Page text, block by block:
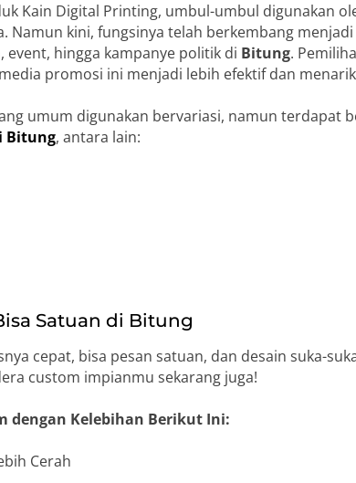
Kain Digital Printing, umbul-umbul digunakan
Namun kini, fungsinya telah berkembang
hingga kampanye politik di Bitung.
promosi ini menjadi lebih efektif dan
umum digunakan bervariasi, namun terdapat
Bitung, antara lain:
Satuan di Bitung
cepat, bisa pesan satuan, dan desain suka-
custom impianmu sekarang juga!
dengan Kelebihan Berikut Ini:
Cerah